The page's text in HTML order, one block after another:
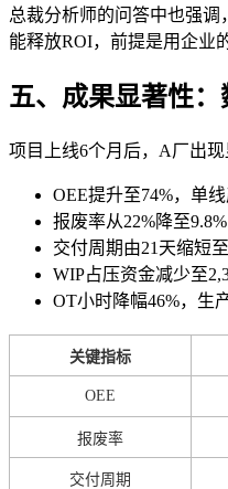
总裁分析师的问答中也强调
能释放ROI，前提是用企业
五、成果显著性：
项目上线6个月后，A厂出现
OEE提升至74%，单线
报废率从22%降至
交付周期由21天缩短
WIP占压资金减少至
OT小时降幅46%，生
关键指标
OEE
报废率
交付周期